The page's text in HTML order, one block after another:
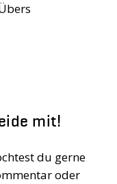
mit!
du gerne
oder